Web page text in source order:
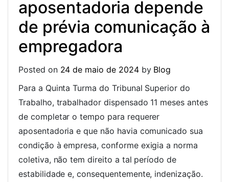
aposentadoria depende
de prévia comunicação à
empregadora
Posted on 24 de maio de 2024 by Blog
Para a Quinta Turma do Tribunal Superior do
Trabalho, trabalhador dispensado 11 meses antes
de completar o tempo para requerer
aposentadoria e que não havia comunicado sua
condição à empresa, conforme exigia a norma
coletiva, não tem direito a tal período de
estabilidade e, consequentemente, indenização.